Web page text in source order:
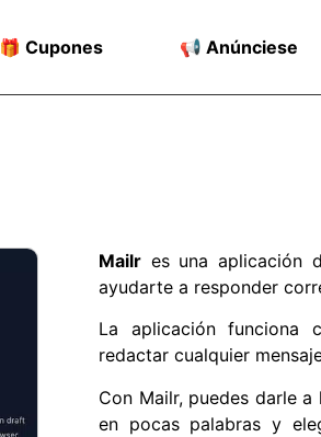
🎁 Cupones 📢 Anúnciese
Mailr es una aplicación
ayudarte a responder
La aplicación funciona
redactar cualquier
Con Mailr, puedes darle
en pocas palabras y